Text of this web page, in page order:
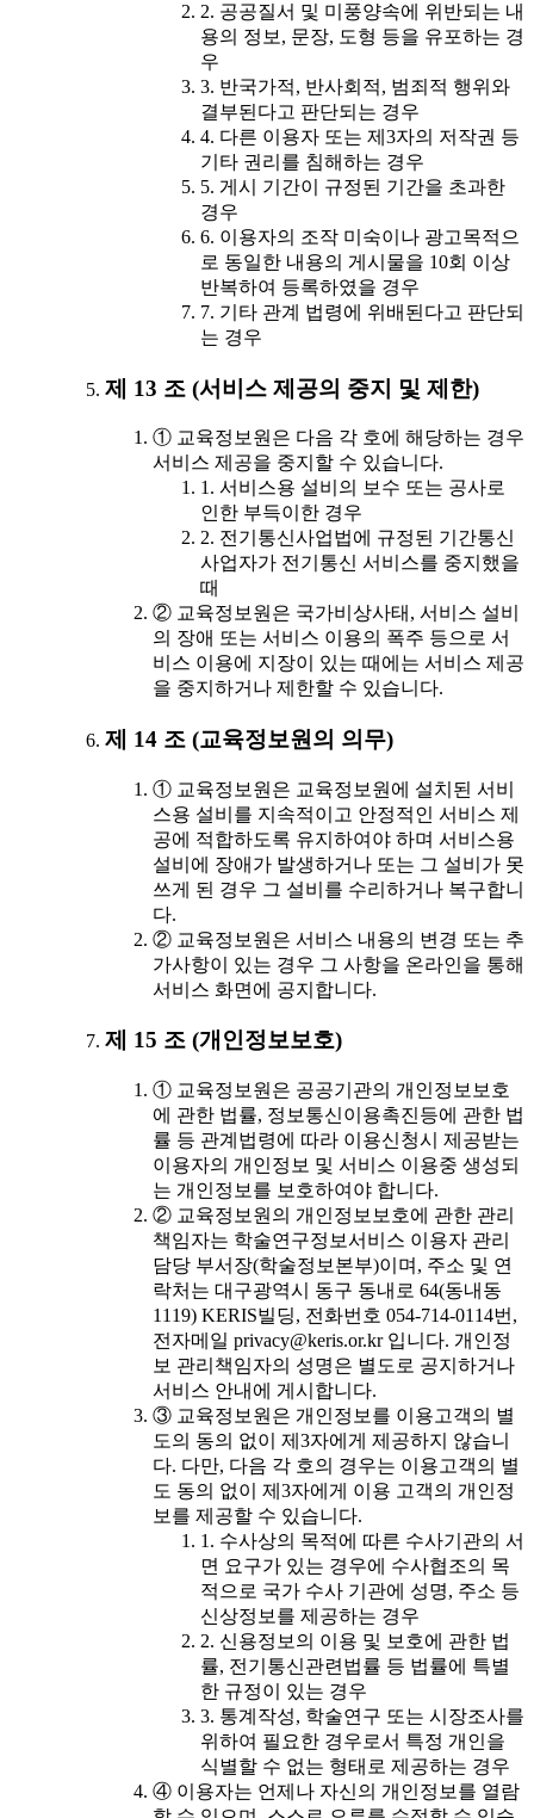
2. 공공질서 및 미풍양속에 위반되는 내
용의 정보, 문장, 도형 등을 유포하는 경
우
3. 반국가적, 반사회적, 범죄적 행위와
결부된다고 판단되는 경우
4. 다른 이용자 또는 제3자의 저작권 등
기타 권리를 침해하는 경우
5. 게시 기간이 규정된 기간을 초과한
경우
6. 이용자의 조작 미숙이나 광고목적으
로 동일한 내용의 게시물을 10회 이상
반복하여 등록하였을 경우
7. 기타 관계 법령에 위배된다고 판단되
는 경우
제 13 조 (서비스 제공의 중지 및 제한)
① 교육정보원은 다음 각 호에 해당하는 경우
서비스 제공을 중지할 수 있습니다.
1. 서비스용 설비의 보수 또는 공사로
인한 부득이한 경우
2. 전기통신사업법에 규정된 기간통신
사업자가 전기통신 서비스를 중지했을
때
② 교육정보원은 국가비상사태, 서비스 설비
의 장애 또는 서비스 이용의 폭주 등으로 서
비스 이용에 지장이 있는 때에는 서비스 제공
을 중지하거나 제한할 수 있습니다.
제 14 조 (교육정보원의 의무)
① 교육정보원은 교육정보원에 설치된 서비
스용 설비를 지속적이고 안정적인 서비스 제
공에 적합하도록 유지하여야 하며 서비스용
설비에 장애가 발생하거나 또는 그 설비가 못
쓰게 된 경우 그 설비를 수리하거나 복구합니
다.
② 교육정보원은 서비스 내용의 변경 또는 추
가사항이 있는 경우 그 사항을 온라인을 통해
서비스 화면에 공지합니다.
제 15 조 (개인정보보호)
① 교육정보원은 공공기관의 개인정보보호
에 관한 법률, 정보통신이용촉진등에 관한 법
률 등 관계법령에 따라 이용신청시 제공받는
이용자의 개인정보 및 서비스 이용중 생성되
는 개인정보를 보호하여야 합니다.
② 교육정보원의 개인정보보호에 관한 관리
책임자는 학술연구정보서비스 이용자 관리
담당 부서장(학술정보본부)이며, 주소 및 연
락처는 대구광역시 동구 동내로 64(동내동
1119) KERIS빌딩, 전화번호 054-714-0114번,
전자메일 privacy@keris.or.kr 입니다. 개인정
보 관리책임자의 성명은 별도로 공지하거나
서비스 안내에 게시합니다.
③ 교육정보원은 개인정보를 이용고객의 별
도의 동의 없이 제3자에게 제공하지 않습니
다. 다만, 다음 각 호의 경우는 이용고객의 별
도 동의 없이 제3자에게 이용 고객의 개인정
보를 제공할 수 있습니다.
1. 수사상의 목적에 따른 수사기관의 서
면 요구가 있는 경우에 수사협조의 목
적으로 국가 수사 기관에 성명, 주소 등
신상정보를 제공하는 경우
2. 신용정보의 이용 및 보호에 관한 법
률, 전기통신관련법률 등 법률에 특별
한 규정이 있는 경우
3. 통계작성, 학술연구 또는 시장조사를
위하여 필요한 경우로서 특정 개인을
식별할 수 없는 형태로 제공하는 경우
④ 이용자는 언제나 자신의 개인정보를 열람